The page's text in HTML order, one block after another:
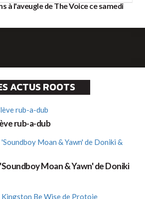
à l'aveugle de The Voice ce samedi
ACTUS ROOTS
rub-a-dub
Moan & Yawn' de Doniki